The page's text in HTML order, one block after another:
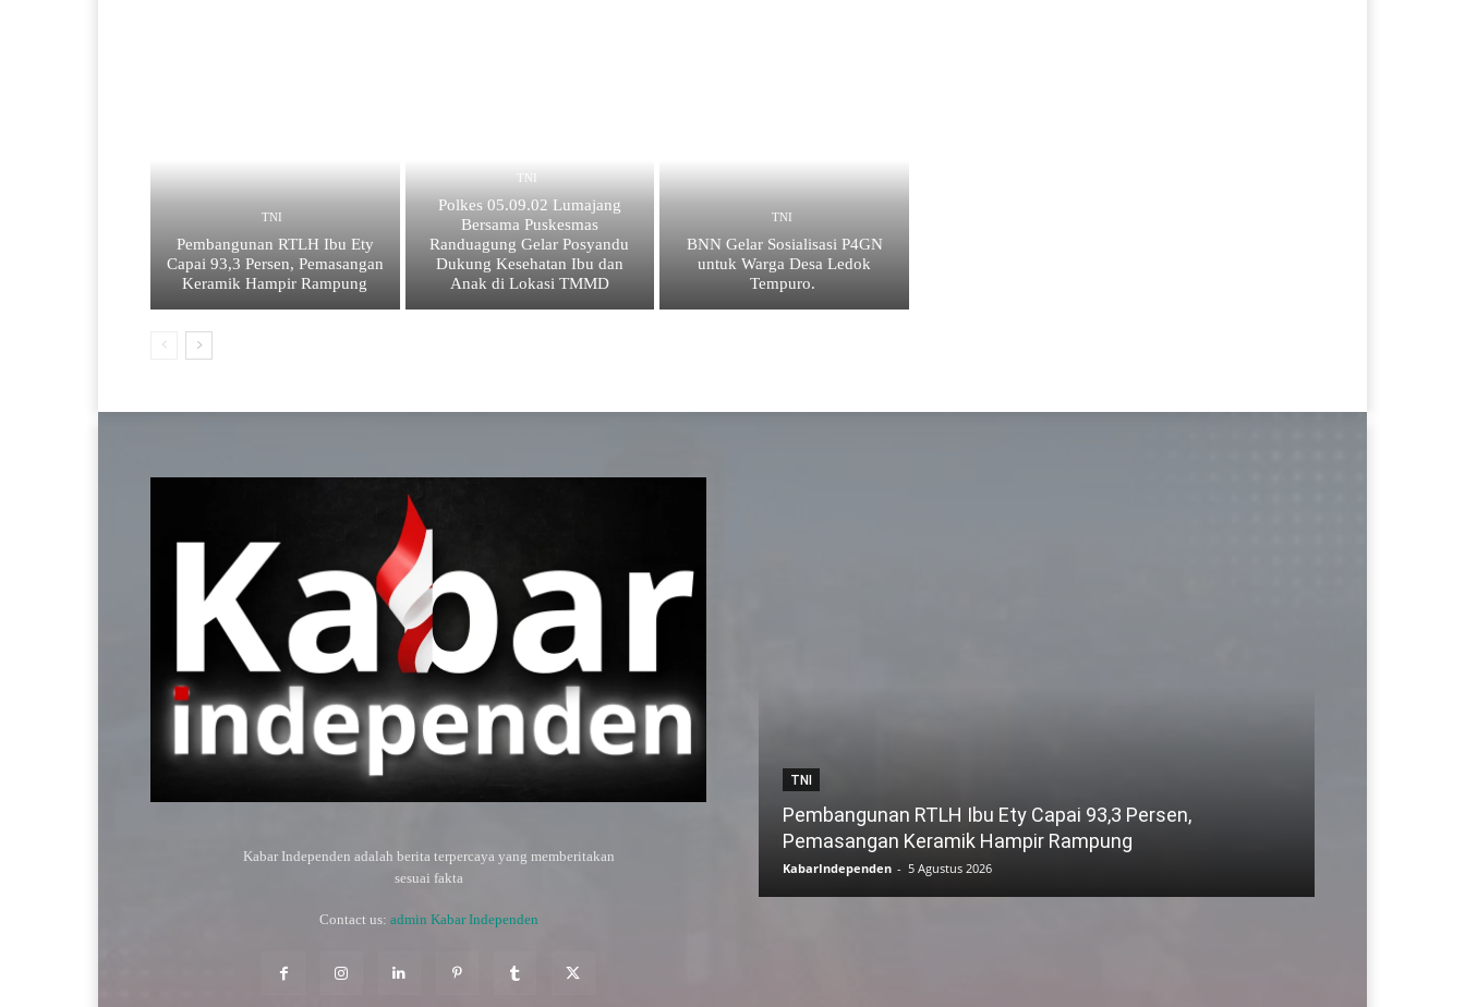
TNI
Pembangunan RTLH Ibu Ety
Capai 93,3 Persen, Pemasangan
Keramik Hampir Rampung
TNI
Polkes 05.09.02 Lumajang
Bersama Puskesmas
Randuagung Gelar Posyandu
Dukung Kesehatan Ibu dan
Anak di Lokasi TMMD
TNI
BNN Gelar Sosialisasi P4GN
untuk Warga Desa Ledok
Tempuro.
Kabar Independen adalah berita terpercaya yang memberitakan
sesuai fakta
Contact us: admin Kabar Independen
TNI
Pembangunan RTLH Ibu Ety Capai 93,3 Persen,
Pemasangan Keramik Hampir Rampung
KabarIndependen - 5 Agustus 2026